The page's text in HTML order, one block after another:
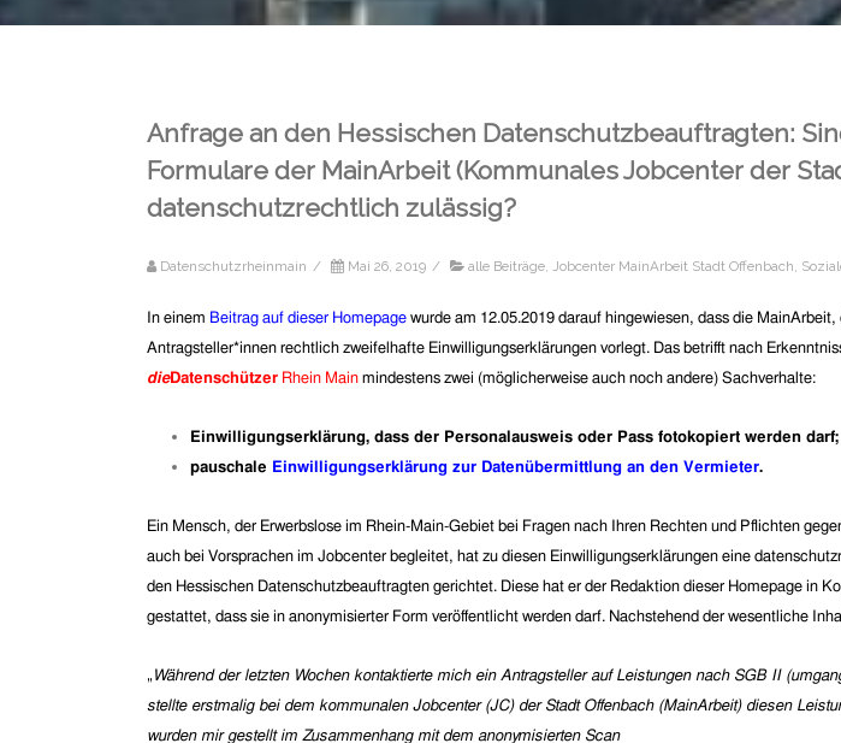
Anfrage an den Hessischen Datenschutzbeauftragten:
Formulare der MainArbeit (Kommunales Jobcenter der
datenschutzrechtlich zulässig?
Datenschutzrheinmain / Mai 26, 2019 / alle Beiträge Jobcenter MainArbeit Stadt Offenbach
In einem Beitrag auf dieser Homepage wurde am 12.05.2019 darauf hingewiesen, dass die
Antragsteller*innen rechtlich zweifelhafte Einwilligungserklärungen vorlegt. Das betrifft nach
dieDatenschützer Rhein Main mindestens zwei (möglicherweise auch noch andere) Sachverhalte:
Einwilligungserklärung, dass der Personalausweis oder Pass fotokopiert werden darf;
pauschale
Einwilligungserklärung zur Datenübermittlung an den Vermieter.
Ein Mensch, der Erwerbslose im Rhein-Main-Gebiet bei Fragen nach Ihren Rechten und Pflichten
auch bei Vorsprachen im Jobcenter begleitet, hat zu diesen Einwilligungserklärungen eine
den Hessischen Datenschutzbeauftragten gerichtet. Diese hat er der Redaktion dieser Homepage in
gestattet, dass sie in anonymisierter Form veröffentlicht werden darf. Nachstehend der wesentliche
„ Während der letzten Wochen kontaktierte mich ein Antragsteller auf Leistungen nach SGB II
stellte erstmalig bei dem kommunalen Jobcenter (JC) der Stadt Offenbach (MainArbeit) diesen
wurden mir gestellt im Zusammenhang mit dem anonymisierten Scan